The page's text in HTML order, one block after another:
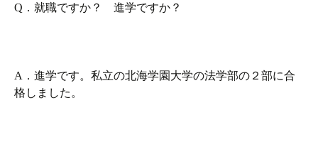
Q．就職ですか？ 進学ですか？
A．進学です。私立の北海学園大学の法学部の２部に合
格しました。